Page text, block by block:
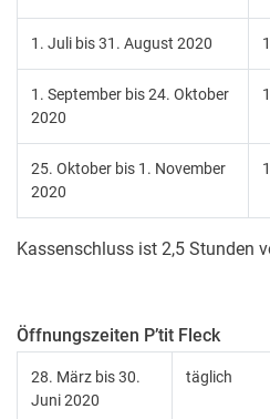
1. Juli bis 31. August 2020
1. September bis 24. Oktober
2020
25. Oktober bis 1. November
2020
Kassenschluss ist 2,5 Stunden
Öffnungszeiten P’tit Fleck
28. März bis 30.
Juni 2020
täglich